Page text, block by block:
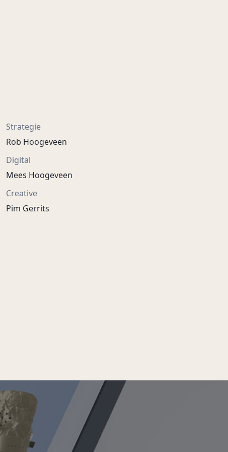
Strategie
Rob Hoogeveen
Digital
Mees Hoogeveen
Creative
Pim Gerrits
Maak kleine